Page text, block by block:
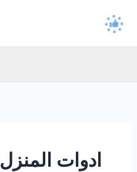
ادوات المنزل